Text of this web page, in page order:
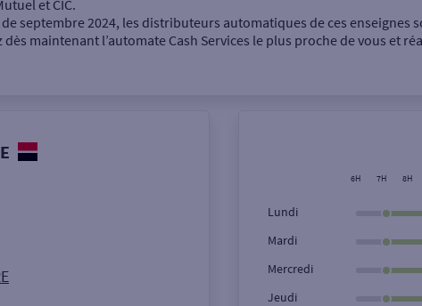
de billets €
Rue
et CIC.
septembre 2024, les distributeurs automatiques de ces enseignes
dès maintenant l’automate Cash Services le plus proche de vous et
6H 7H 8H
Lundi
Mardi
Mercredi
Jeudi